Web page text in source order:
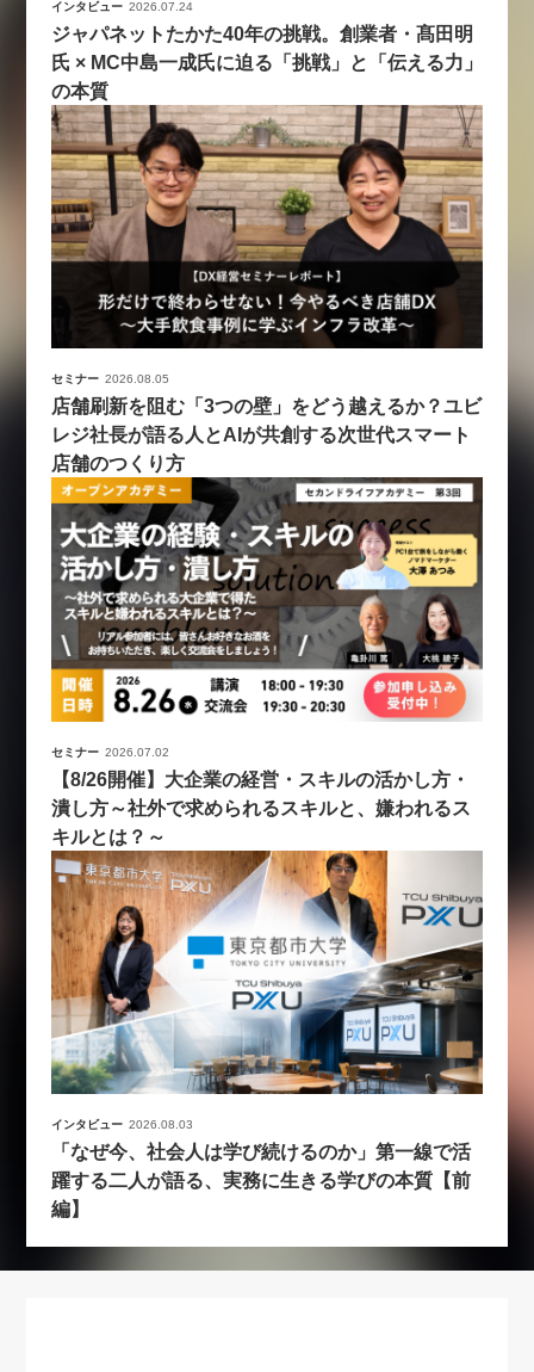
インタビュー 2026.07.24
ジャパネットたかた40年の挑戦。創業者・髙田明
氏 × MC中島一成氏に迫る「挑戦」と「伝える力」
の本質
セミナー 2026.08.05
店舗刷新を阻む「3つの壁」をどう越えるか？ユビ
レジ社長が語る人とAIが共創する次世代スマート
店舗のつくり方
セミナー 2026.07.02
【8/26開催】大企業の経営・スキルの活かし方・
潰し方～社外で求められるスキルと、嫌われるス
キルとは？～
インタビュー 2026.08.03
「なぜ今、社会人は学び続けるのか」第一線で活
躍する二人が語る、実務に生きる学びの本質【前
編】